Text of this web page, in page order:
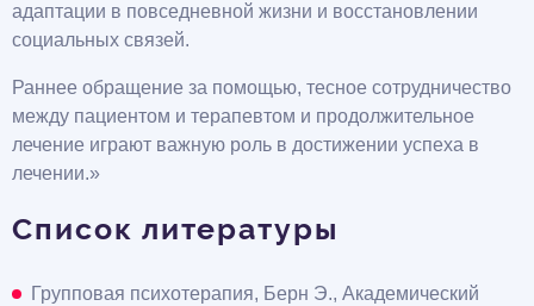
адаптации в повседневной жизни и восстановлении
социальных связей.
Раннее обращение за помощью, тесное сотрудничество
между пациентом и терапевтом и продолжительное
лечение играют важную роль в достижении успеха в
лечении.»
Список литературы
Групповая психотерапия, Берн Э., Академический